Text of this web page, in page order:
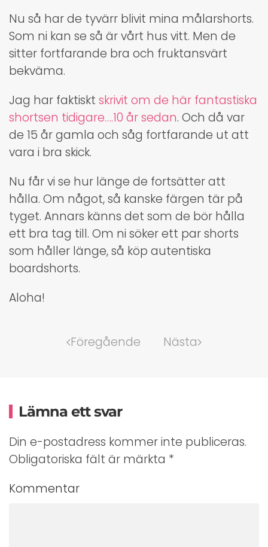
Nu så har de tyvärr blivit mina målarshorts.
Som ni kan se så är vårt hus vitt. Men de
sitter fortfarande bra och fruktansvärt
bekväma.
Jag har faktiskt skrivit om de här fantastiska
shortsen tidigare….10 år sedan. Och då var
de 15 år gamla och såg fortfarande ut att
vara i bra skick.
Nu får vi se hur länge de fortsätter att
hålla. Om något, så kanske färgen tär på
tyget. Annars känns det som de bör hålla
ett bra tag till. Om ni söker ett par shorts
som håller länge, så köp autentiska
boardshorts.
Aloha!
Föregående Nästa
Lämna ett svar
Din e-postadress kommer inte publiceras.
Obligatoriska fält är märkta *
Kommentar